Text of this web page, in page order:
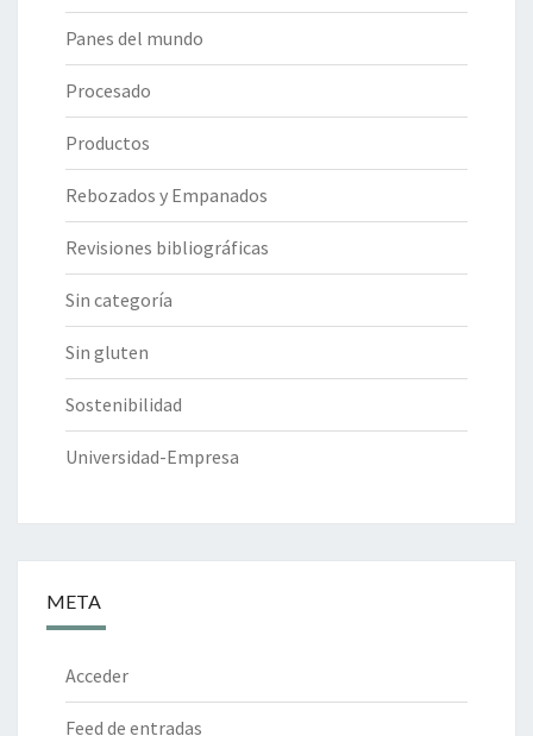
Panes del mundo
Procesado
Productos
Rebozados y Empanados
Revisiones bibliográficas
Sin categoría
Sin gluten
Sostenibilidad
Universidad-Empresa
META
Acceder
Feed de entradas